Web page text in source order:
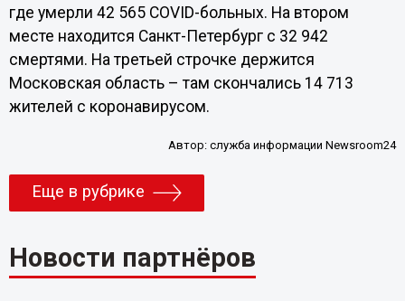
где умерли 42 565 COVID-больных. На втором
месте находится Санкт-Петербург с 32 942
смертями. На третьей строчке держится
Московская область – там скончались 14 713
жителей с коронавирусом.
Автор:служба информации Newsroom24
Еще в рубрике
Новости партнёров